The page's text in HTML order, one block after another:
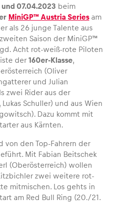
Alle anzeigen
Alle anzeigen
und 07.04.2023 beim
MiniGP™ Austria Series am
als 26 junge Talente aus
Saison der MiniGP™
Acht rot-weiß-rote Piloten
der160er-Klasse,
(Oliver
und Julian
zwei Rider aus der
Schuller) und aus Wien
Dazu kommt mit
aus Kärnten.
von den Top-Fahrern der
Mit Fabian Beitschek
(Oberösterreich) wollen
zwei weitere rot-
mitmischen. Los gehts in
am Red Bull Ring (20./21.